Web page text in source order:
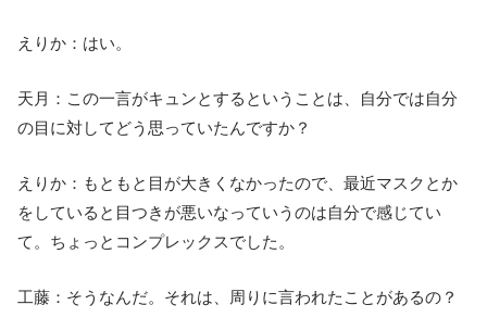
えりか：はい。
天月：この一言がキュンとするということは、自分では自分
の目に対してどう思っていたんですか？
えりか：もともと目が大きくなかったので、最近マスクとか
をしていると目つきが悪いなっていうのは自分で感じてい
て。ちょっとコンプレックスでした。
工藤：そうなんだ。それは、周りに言われたことがあるの？